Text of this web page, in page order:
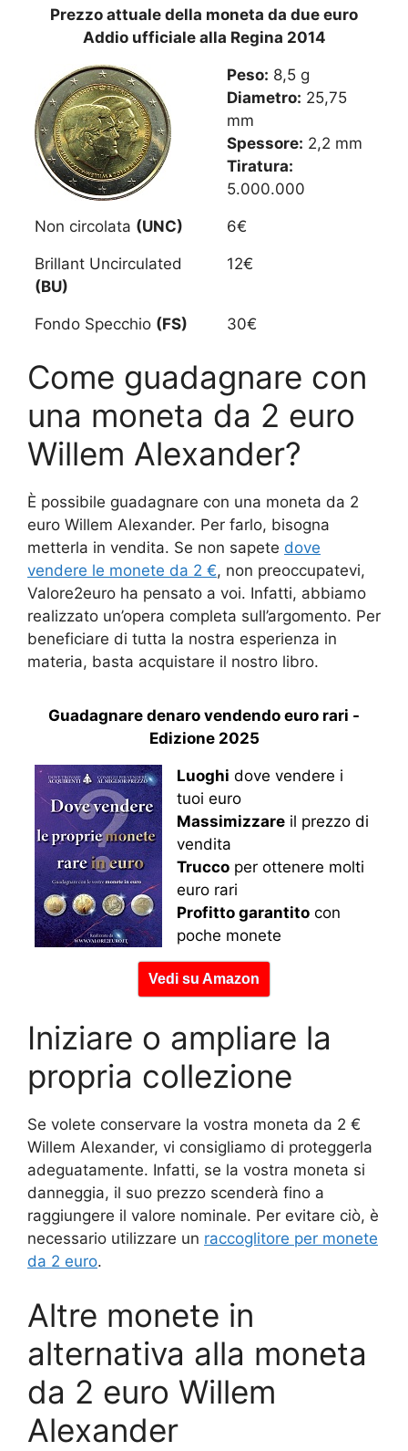
Prezzo attuale della moneta da due euro
Addio ufficiale alla Regina 2014
Peso: 8,5 g
Diametro: 25,75
mm
Spessore: 2,2 mm
Tiratura:
5.000.000
Non circolata (UNC) 6€
Brillant Uncirculated
(BU)
12€
Fondo Specchio (FS) 30€
Come guadagnare con
una moneta da 2 euro
Willem Alexander?
È possibile guadagnare con una moneta da 2
euro Willem Alexander. Per farlo, bisogna
metterla in vendita. Se non sapete dove
vendere le monete da 2 €, non preoccupatevi,
Valore2euro ha pensato a voi. Infatti, abbiamo
realizzato un’opera completa sull’argomento. Per
beneficiare di tutta la nostra esperienza in
materia, basta acquistare il nostro libro.
Guadagnare denaro vendendo euro rari -
Edizione 2025
Luoghi dove vendere i
tuoi euro
Massimizzare il prezzo di
vendita
Trucco per ottenere molti
euro rari
Profitto garantito con
poche monete
Vedi su Amazon
Iniziare o ampliare la
propria collezione
Se volete conservare la vostra moneta da 2 €
Willem Alexander, vi consigliamo di proteggerla
adeguatamente. Infatti, se la vostra moneta si
danneggia, il suo prezzo scenderà fino a
raggiungere il valore nominale. Per evitare ciò, è
necessario utilizzare un raccoglitore per monete
da 2 euro.
Altre monete in
alternativa alla moneta
da 2 euro Willem
Alexander